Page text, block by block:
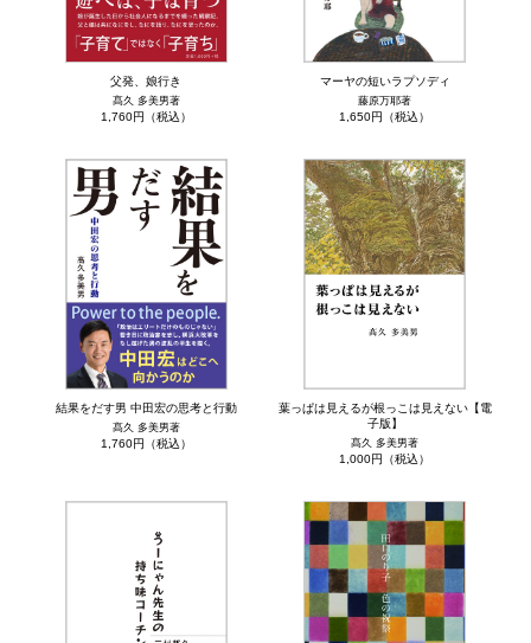
父発、娘行き
髙久 多美男著
1,760円（税込）
マーヤの短いラプソディ
藤原万耶著
1,650円（税込）
結果をだす男 中田宏の思考と行動
髙久 多美男著
1,760円（税込）
葉っぱは見えるが根っこは見えない【電
子版】
髙久 多美男著
1,000円（税込）